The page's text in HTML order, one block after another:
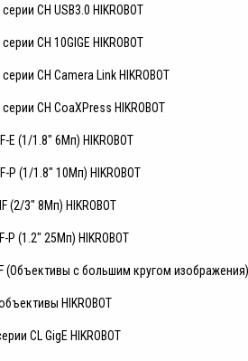
CH USB3.0 HIKROBOT
CH 10GIGE HIKROBOT
CH Camera Link HIKROBOT
CH CoaXPress HIKROBOT
E (1/1.8" 6Мп) HIKROBOT
P (1/1.8" 10Мп) HIKROBOT
(2/3" 8Мп) HIKROBOT
(1.2" 25Мп) HIKROBOT
(Объективы с большим кругом изображения)
HIKROBOT
CL GigE HIKROBOT